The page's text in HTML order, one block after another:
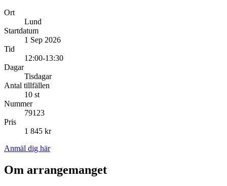
Ort
Lund
Startdatum
1 Sep 2026
Tid
12:00-13:30
Dagar
Tisdagar
Antal tillfällen
10 st
Nummer
79123
Pris
1 845 kr
Anmäl dig här
Om arrangemanget